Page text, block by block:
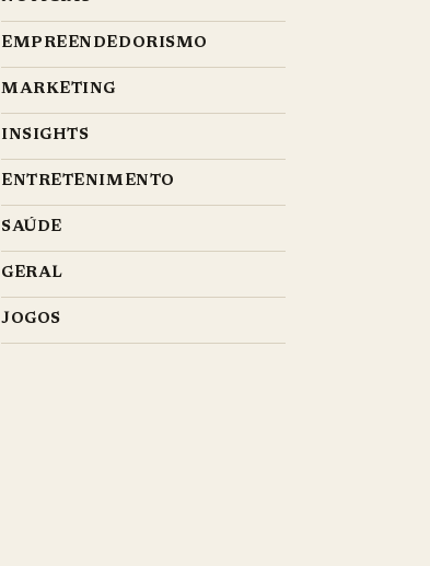
EMPREENDEDORISMO
MARKETING
INSIGHTS
ENTRETENIMENTO
SAÚDE
GERAL
JOGOS